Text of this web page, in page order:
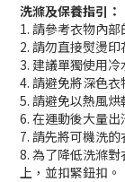
洗滌及保養指引：
1. 請參考衣物內部
2. 請勿直接熨燙印
3. 建議單獨使用冷
4. 請避免將深色衣
5. 請避免以熱風
6. 在運動後大量出
7. 請先將可機洗
8. 為了降低洗滌
上，並扣緊鈕扣。